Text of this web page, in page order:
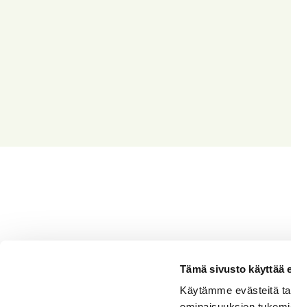
Tämä sivusto käyttää
Käytämme evästeitä